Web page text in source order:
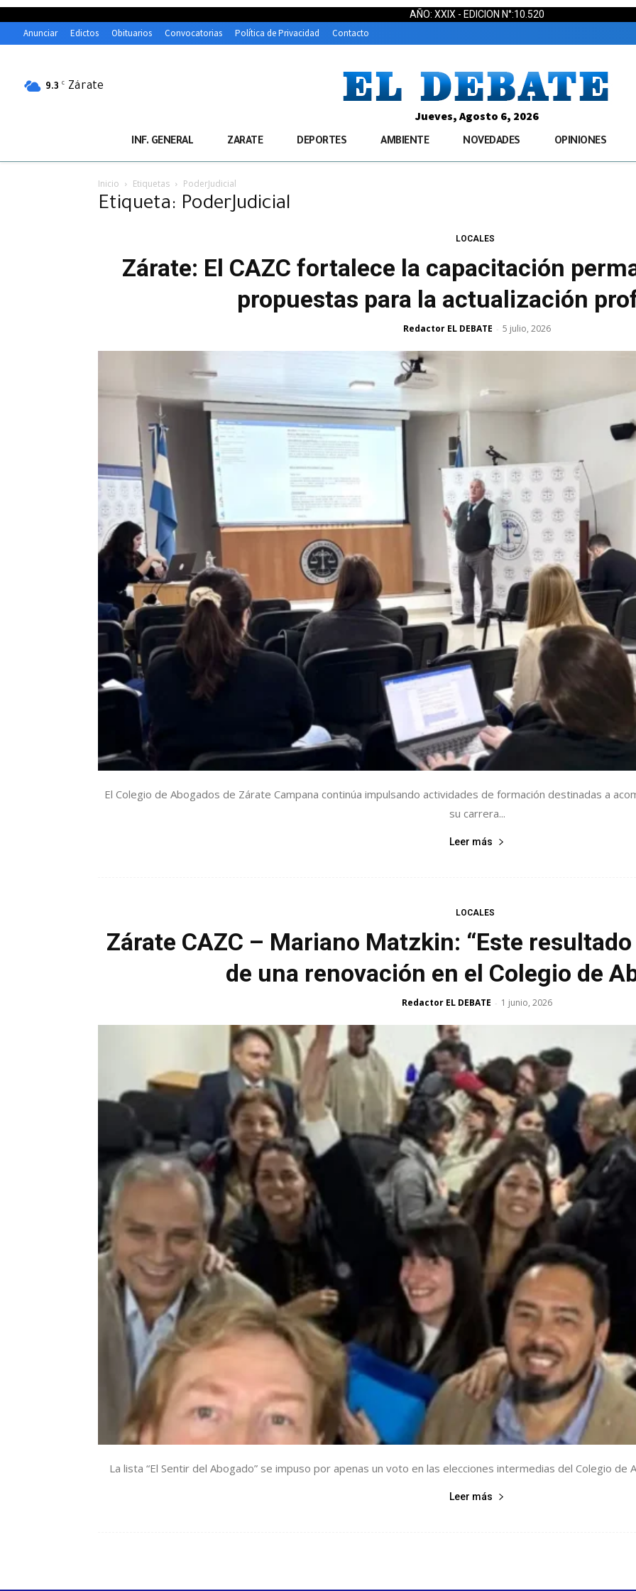
AÑO: XXIX - EDICION N°:10.520
Anunciar Edictos Obituarios Convocatorias Política de Privacidad Contacto
9.3 C Zárate
Jueves, Agosto 6, 2026
INF. GENERAL ZARATE DEPORTES AMBIENTE NOVEDADES OPINIONES
Inicio Etiquetas PoderJudicial
Etiqueta: PoderJudicial
LOCALES
Zárate: El CAZC fortalece la capacitación
propuestas para la actualización
Redactor EL DEBATE - 5 julio, 2026
El Colegio de Abogados de Zárate Campana continúa impulsando actividades de formación destinadas a
su carrera...
Leer más
LOCALES
Zárate CAZC – Mariano Matzkin: “Este
de una renovación en el Colegio de
Redactor EL DEBATE - 1 junio, 2026
La lista “El Sentir del Abogado” se impuso por apenas un voto en las elecciones intermedias del Colegio de
Leer más